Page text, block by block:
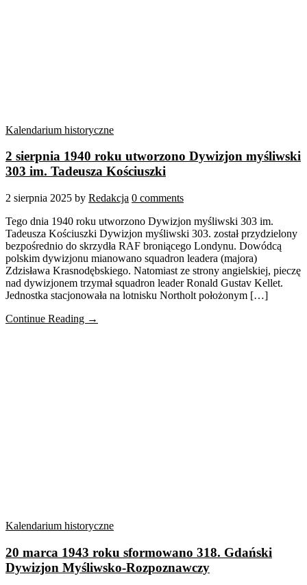
Kalendarium historyczne
2 sierpnia 1940 roku utworzono Dywizjon myśliwski
303 im. Tadeusza Kościuszki
2 sierpnia 2025 by Redakcja 0 comments
Tego dnia 1940 roku utworzono Dywizjon myśliwski 303 im.
Tadeusza Kościuszki Dywizjon myśliwski 303. został przydzielony
bezpośrednio do skrzydła RAF broniącego Londynu. Dowódcą
polskim dywizjonu mianowano squadron leadera (majora)
Zdzisława Krasnodębskiego. Natomiast ze strony angielskiej, pieczę
nad dywizjonem trzymał squadron leader Ronald Gustav Kellet.
Jednostka stacjonowała na lotnisku Northolt położonym […]
Continue Reading →
Kalendarium historyczne
20 marca 1943 roku sformowano 318. Gdański
Dywizjon Myśliwsko-Rozpoznawczy